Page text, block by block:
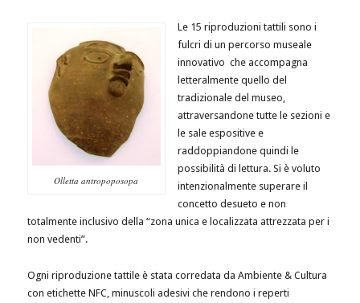
Olletta antropoposopa
Le 15 riproduzioni tattili sono i
fulcri di un percorso museale
innovativo che accompagna
letteralmente quello del
tradizionale del museo,
attraversandone tutte le sezioni e
le sale espositive e
raddoppiandone quindi le
possibilità di lettura. Si è voluto
intenzionalmente superare il
concetto desueto e non
totalmente inclusivo della “zona unica e localizzata attrezzata per i
non vedenti”.
Ogni riproduzione tattile è stata corredata da Ambiente & Cultura
con etichette NFC, minuscoli adesivi che rendono i reperti